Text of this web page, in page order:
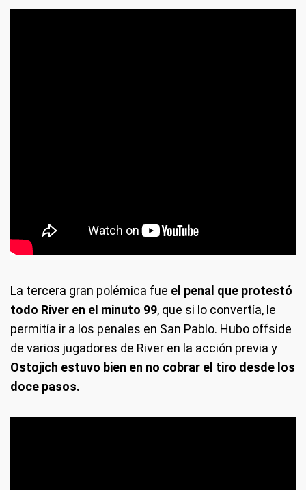
La tercera gran polémica fue el penal que protestó
todo River en el minuto 99, que si lo convertía, le
permitía ir a los penales en San Pablo. Hubo offside
de varios jugadores de River en la acción previa y
Ostojich estuvo bien en no cobrar el tiro desde los
doce pasos.